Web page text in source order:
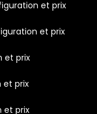
et prix
et prix
et prix
et prix
et prix